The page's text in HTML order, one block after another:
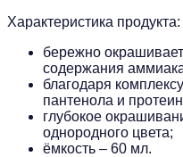
Характеристика продукта:
бережно
содержания
благодаря
пантенола и
глубокое
однородного цвета;
ёмкость – 60 мл.